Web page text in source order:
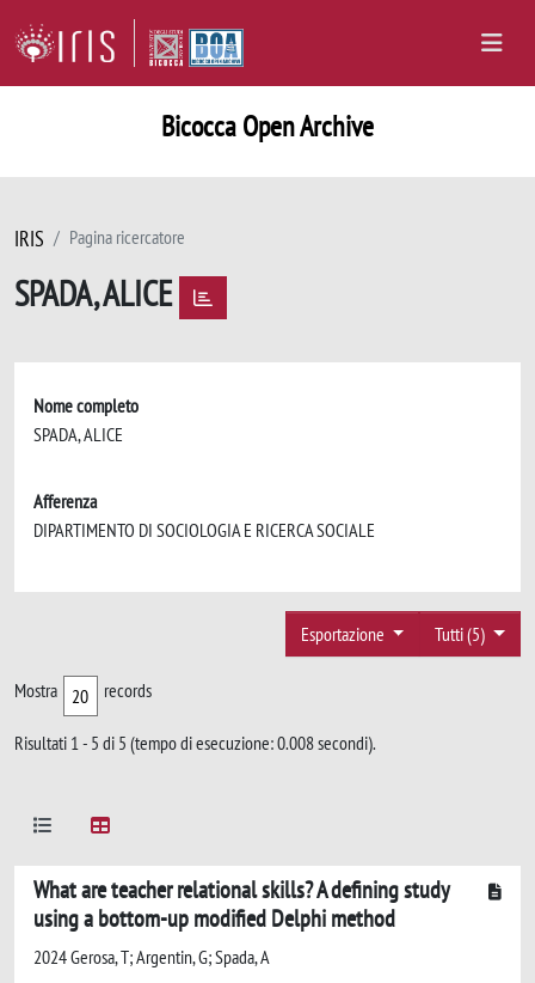
Bicocca Open Archive
IRIS Pagina ricercatore
SPADA, ALICE
Nome completo
SPADA, ALICE
Afferenza
DIPARTIMENTO DI SOCIOLOGIA E RICERCA SOCIALE
Tutti (5)
Esportazione
Mostra records
Risultati 1 - 5 di 5 (tempo di esecuzione: 0.008 secondi).
What are teacher relational skills? A defining study
using a bottom-up modified Delphi method
2024 Gerosa, T; Argentin, G; Spada, A